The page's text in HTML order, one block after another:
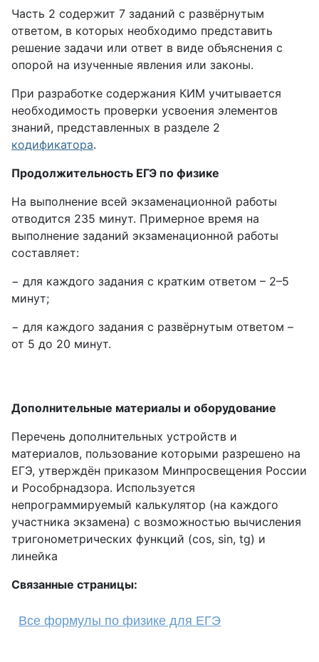
Часть 2 содержит 7 заданий с развёрнутым
ответом, в которых необходимо представить
решение задачи или ответ в виде объяснения с
опорой на изученные явления или законы.
При разработке содержания КИМ учитывается
необходимость проверки усвоения элементов
знаний, представленных в разделе 2
кодификатора.
Продолжительность ЕГЭ по физике
На выполнение всей экзаменационной работы
отводится 235 минут. Примерное время на
выполнение заданий экзаменационной работы
составляет:
− для каждого задания с кратким ответом – 2–5
минут;
− для каждого задания с развёрнутым ответом –
от 5 до 20 минут.
Дополнительные материалы и оборудование
Перечень дополнительных устройств и
материалов, пользование которыми разрешено на
ЕГЭ, утверждён приказом Минпросвещения России
и Рособрнадзора. Используется
непрограммируемый калькулятор (на каждого
участника экзамена) с возможностью вычисления
тригонометрических функций (cos, sin, tg) и
линейка
Связанные страницы:
Все формулы по физике для ЕГЭ